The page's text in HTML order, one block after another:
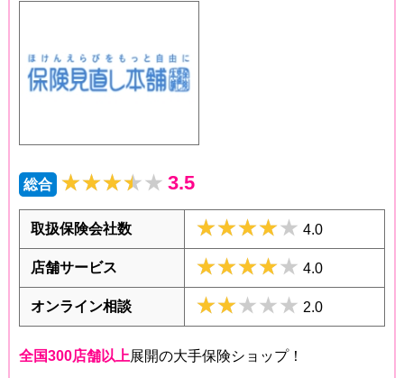
総合 ★★★★★
★★★★★ 3.5
取扱保険会社数 ★★★★★
★★★★★ 4.0
店舗サービス ★★★★★
★★★★★ 4.0
オンライン相談 ★★★★★
★★★★★ 2.0
全国300店舗以上展開の大手保険ショップ！